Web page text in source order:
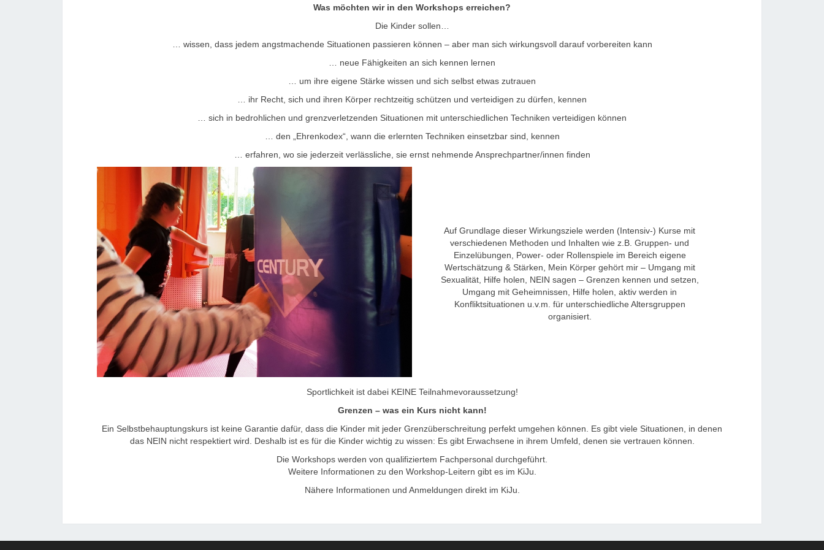
Was möchten wir in den Workshops erreichen?
Die Kinder sollen…
… wissen, dass jedem angstmachende Situationen passieren können – aber man sich wirkungsvoll darauf vorbereiten kann
… neue Fähigkeiten an sich kennen lernen
… um ihre eigene Stärke wissen und sich selbst etwas zutrauen
… ihr Recht, sich und ihren Körper rechtzeitig schützen und verteidigen zu dürfen, kennen
… sich in bedrohlichen und grenzverletzenden Situationen mit unterschiedlichen Techniken verteidigen können
… den „Ehrenkodex“, wann die erlernten Techniken einsetzbar sind, kennen
… erfahren, wo sie jederzeit verlässliche, sie ernst nehmende Ansprechpartner/innen finden
Auf Grundlage dieser Wirkungsziele werden (Intensiv-) Kurse mit
verschiedenen Methoden und Inhalten wie z.B. Gruppen- und
Einzelübungen, Power- oder Rollenspiele im Bereich eigene
Wertschätzung & Stärken, Mein Körper gehört mir – Umgang mit
Sexualität, Hilfe holen, NEIN sagen – Grenzen kennen und setzen,
Umgang mit Geheimnissen, Hilfe holen, aktiv werden in
Konfliktsituationen u.v.m. für unterschiedliche Altersgruppen
organisiert.
Sportlichkeit ist dabei KEINE Teilnahmevoraussetzung!
Grenzen – was ein Kurs nicht kann!
Ein Selbstbehauptungskurs ist keine Garantie dafür, dass die Kinder mit jeder Grenzüberschreitung perfekt umgehen können. Es gibt viele Situationen, in denen
das NEIN nicht respektiert wird. Deshalb ist es für die Kinder wichtig zu wissen: Es gibt Erwachsene in ihrem Umfeld, denen sie vertrauen können.
Die Workshops werden von qualifiziertem Fachpersonal durchgeführt.
Weitere Informationen zu den Workshop-Leitern gibt es im KiJu.
Nähere Informationen und Anmeldungen direkt im KiJu.